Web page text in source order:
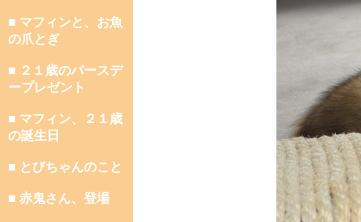
■ マフィンと、お魚
の爪とぎ
■ ２１歳のバースデ
ープレゼント
■ マフィン、２１歳
の誕生日
■ とびちゃんのこと
■ 赤鬼さん、登場